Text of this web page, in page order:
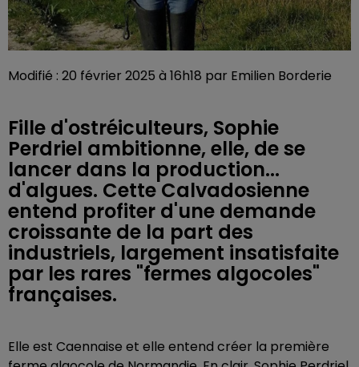
Modifié : 20 février 2025 à 16h18 par Emilien Borderie
Fille d'ostréiculteurs, Sophie
Perdriel ambitionne, elle, de se
lancer dans la production...
d'algues. Cette Calvadosienne
entend profiter d'une demande
croissante de la part des
industriels, largement insatisfaite
par les rares "fermes algocoles"
françaises.
Elle est Caennaise et elle entend créer la première